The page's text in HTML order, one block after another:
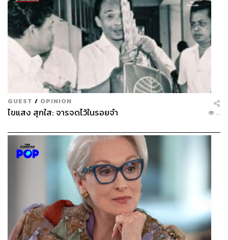
GUEST / OPINION
ไขแสง สุกใส: จารจดไว้ในรอยจำ ...